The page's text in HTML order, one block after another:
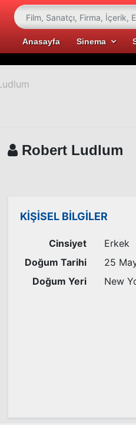
Anasayfa Sinema
Robert Ludlum
KİŞİSEL BİLGİLER
Cinsiyet
Erkek
Doğum Tarihi
25
Doğum Yeri
New